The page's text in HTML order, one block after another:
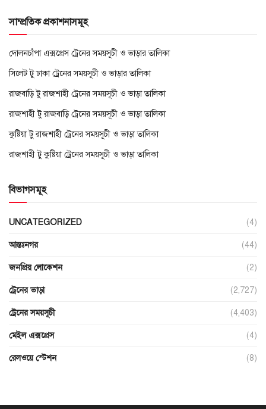
সাম্প্রতিক প্রকাশনাসমূহ
দোলনচাঁপা এক্সপ্রেস ট্রেনের সময়সূচী ও ভাড়ার তালিকা
সিলেট টু ঢাকা ট্রেনের সময়সূচী ও ভাড়ার তালিকা
রাজবাড়ি টু রাজশাহী ট্রেনের সময়সূচী ও ভাড়া তালিকা
রাজশাহী টু রাজবাড়ি ট্রেনের সময়সূচী ও ভাড়া তালিকা
কুষ্টিয়া টু রাজশাহী ট্রেনের সময়সূচী ও ভাড়া তালিকা
রাজশাহী টু কুষ্টিয়া ট্রেনের সময়সূচী ও ভাড়া তালিকা
বিভাগসমূহ
UNCATEGORIZED (4)
আন্তঃনগর (44)
জনপ্রিয় লোকেশন (2)
ট্রেনের ভাড়া (2,727)
ট্রেনের সময়সূচী (4,403)
মেইল এক্সপ্রেস (4)
রেলওয়ে স্টেশন (8)